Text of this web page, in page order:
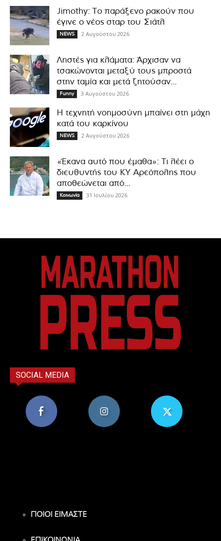
Jimothy: Το παράξενο ρακούν που
έγινε ο νέος σταρ του Σιάτλ
NEWS 2 Αυγούστου 2026
Ληστές για κλάματα: Άρχισαν να
τσακώνονται μεταξύ τους μπροστά
στην ταμία και μετά ζητούσαν...
Funny 3 Αυγούστου 2026
Η τεχνητή νοημοσύνη μπαίνει στη μάχη
κατά του καρκίνου
NEWS 2 Αυγούστου 2026
«Έκανα αυτό που έμαθα»: Τι λέει ο
διευθυντής του ΚΥ Αρεόπολης που
αποθεώνεται από...
Κοινωνία 31 Ιουλίου 2026
SOCIAL MEDIA
ΠΟΙΟΙ ΕΙΜΑΣΤΕ